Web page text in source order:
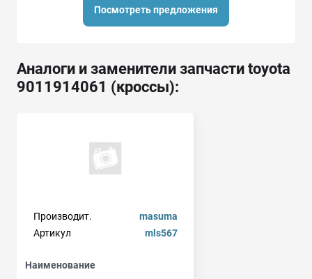
Посмотреть предложения
Аналоги и заменители запчасти toyota
9011914061 (кроссы):
Производит.
masuma
Артикул
mls567
Наименование